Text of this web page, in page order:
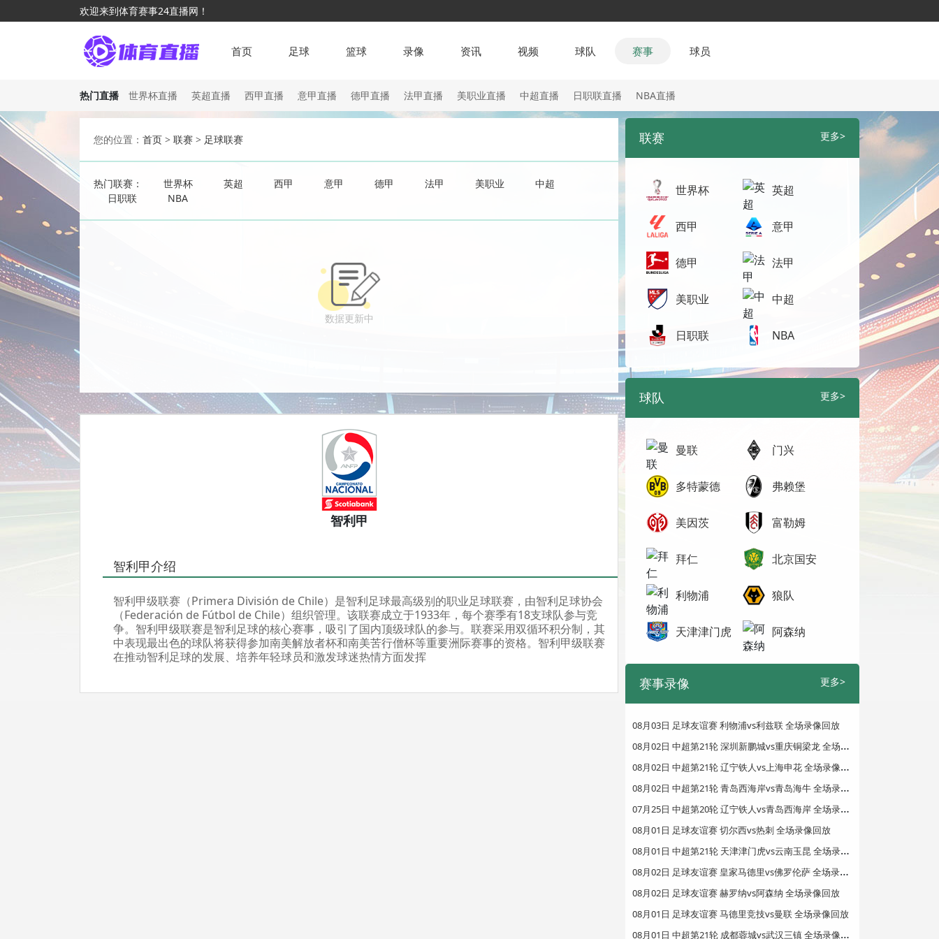
欢迎来到体育赛事24直播网！
首页 足球 篮球 录像 资讯 视频 球队 赛事 球员
热门直播 世界杯直播 英超直播 西甲直播 意甲直播 德甲直播 法甲直播 美职业直播 中超直播 日职联直播 NBA直播
您的位置： 首页 > 联赛 > 足球联赛
热门联赛： 世界杯 英超 西甲 意甲 德甲 法甲 美职业
中超
日职联
NBA
数据更新中
智利甲
智利甲介绍
智利甲级联赛（Primera División de Chile）是智利足球最高级别的职业足球联赛，由智利足球协会
（Federación de Fútbol de Chile）组织管理。该联赛成立于1933年，每个赛季有18支球队参与竞
争。智利甲级联赛是智利足球的核心赛事，吸引了国内顶级球队的参与。联赛采用双循环积分制，其
中表现最出色的球队将获得参加南美解放者杯和南美苦行僧杯等重要洲际赛事的资格。智利甲级联赛
在推动智利足球的发展、培养年轻球员和激发球迷热情方面发挥
联赛 更多>
世界杯 英超
西甲 意甲
德甲 法甲
美职业 中超
日职联 NBA
球队 更多>
曼联 门兴
多特蒙德 弗赖堡
美因茨 富勒姆
拜仁 北京国安
利物浦 狼队
天津津门虎 阿森纳
赛事录像 更多>
08月03日 足球友谊赛 利物浦vs利兹联 全场录像回放
0
8月02日 中超第21轮 深圳新鹏城vs重庆铜梁龙 全场录像回放
0
8月02日 中超第21轮 辽宁铁人vs上海申花 全场录像回放
0
8月02日 中超第21轮 青岛西海岸vs青岛海牛 全场录像回放
0
7月25日 中超第20轮 辽宁铁人vs青岛西海岸 全场录像回放
08月01日 足球友谊赛 切尔西vs热刺 全场录像回放
0
8月01日 中超第21轮 天津津门虎vs云南玉昆 全场录像回放
0
8月02日 足球友谊赛 皇家马德里vs佛罗伦萨 全场录像回放
08月02日 足球友谊赛 赫罗纳vs阿森纳 全场录像回放
08月01日 足球友谊赛 马德里竞技vs曼联 全场录像回放
0
8月01日 中超第21轮 成都蓉城vs武汉三镇 全场录像回放